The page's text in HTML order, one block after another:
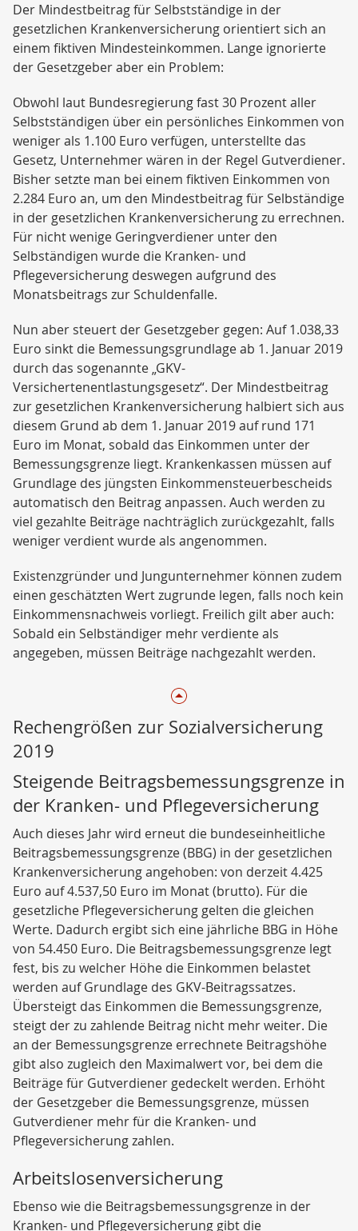
Der Mindestbeitrag für Selbstständige in der
gesetzlichen Krankenversicherung orientiert sich an
einem fiktiven Mindesteinkommen. Lange ignorierte
der Gesetzgeber aber ein Problem:
Obwohl laut Bundesregierung fast 30 Prozent aller
Selbstständigen über ein persönliches Einkommen von
weniger als 1.100 Euro verfügen, unterstellte das
Gesetz, Unternehmer wären in der Regel Gutverdiener.
Bisher setzte man bei einem fiktiven Einkommen von
2.284 Euro an, um den Mindestbeitrag für Selbständige
in der gesetzlichen Krankenversicherung zu errechnen.
Für nicht wenige Geringverdiener unter den
Selbständigen wurde die Kranken- und
Pflegeversicherung deswegen aufgrund des
Monatsbeitrags zur Schuldenfalle.
Nun aber steuert der Gesetzgeber gegen: Auf 1.038,33
Euro sinkt die Bemessungsgrundlage ab 1. Januar 2019
durch das sogenannte „GKV-
Versichertenentlastungsgesetz“. Der Mindestbeitrag
zur gesetzlichen Krankenversicherung halbiert sich aus
diesem Grund ab dem 1. Januar 2019 auf rund 171
Euro im Monat, sobald das Einkommen unter der
Bemessungsgrenze liegt. Krankenkassen müssen auf
Grundlage des jüngsten Einkommensteuerbescheids
automatisch den Beitrag anpassen. Auch werden zu
viel gezahlte Beiträge nachträglich zurückgezahlt, falls
weniger verdient wurde als angenommen.
Existenzgründer und Jungunternehmer können zudem
einen geschätzten Wert zugrunde legen, falls noch kein
Einkommensnachweis vorliegt. Freilich gilt aber auch:
Sobald ein Selbständiger mehr verdiente als
angegeben, müssen Beiträge nachgezahlt werden.
Rechengrößen zur Sozialversicherung
2019
Steigende Beitragsbemessungsgrenze in
der Kranken- und Pflegeversicherung
Auch dieses Jahr wird erneut die bundeseinheitliche
Beitragsbemessungsgrenze (BBG) in der gesetzlichen
Krankenversicherung angehoben: von derzeit 4.425
Euro auf 4.537,50 Euro im Monat (brutto). Für die
gesetzliche Pflegeversicherung gelten die gleichen
Werte. Dadurch ergibt sich eine jährliche BBG in Höhe
von 54.450 Euro. Die Beitragsbemessungsgrenze legt
fest, bis zu welcher Höhe die Einkommen belastet
werden auf Grundlage des GKV-Beitragssatzes.
Übersteigt das Einkommen die Bemessungsgrenze,
steigt der zu zahlende Beitrag nicht mehr weiter. Die
an der Bemessungsgrenze errechnete Beitragshöhe
gibt also zugleich den Maximalwert vor, bei dem die
Beiträge für Gutverdiener gedeckelt werden. Erhöht
der Gesetzgeber die Bemessungsgrenze, müssen
Gutverdiener mehr für die Kranken- und
Pflegeversicherung zahlen.
Arbeitslosenversicherung
Ebenso wie die Beitragsbemessungsgrenze in der
Kranken- und Pflegeversicherung gibt die